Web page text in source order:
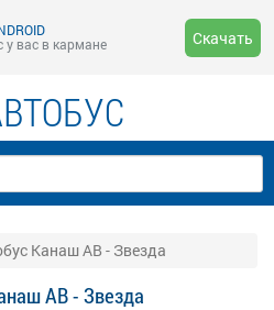
у вас в кармане
Скачать
Канаш АВ - Звезда
АВ - Звезда